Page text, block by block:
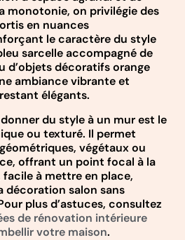
monotonie, on privilégie des
en nuances
le caractère du style
sarcelle accompagné de
d’objets décoratifs orange
ambiance vibrante et
élégants.
du style à un mur est le
ou texturé. Il permet
végétaux ou
offrant un point focal à la
à mettre en place,
décoration salon sans
plus d’astuces, consultez
de rénovation intérieure
votre maison.